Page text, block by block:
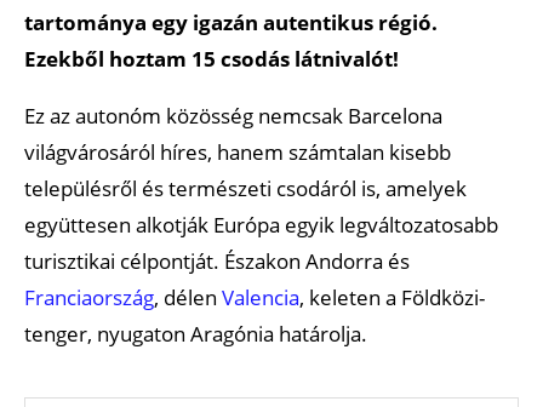
tartománya egy igazán autentikus régió.
Ezekből hoztam 15 csodás látnivalót!
Ez az autonóm közösség nemcsak Barcelona
világvárosáról híres, hanem számtalan kisebb
településről és természeti csodáról is, amelyek
együttesen alkotják Európa egyik legváltozatosabb
turisztikai célpontját. Északon Andorra és
Franciaország, délen Valencia, keleten a Földközi-
tenger, nyugaton Aragónia határolja.